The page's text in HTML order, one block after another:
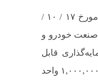
به نقل از روابط عمومی و امور بین‌الملل بورس تهران، طبق مجوز پذیره‌نویسی شماره ۱۴۴۳۶۹ / ۱۲۲ مورخ ۱۷ / ۱۰ /
صنایع مفید (صنعت خودرو و
قابل
معامله در بورس اوراق بهادار تهران درج شد‌. تعداد واحدهای سرمایه‌گذاری عادی جهت پذیره‌نویسی ۱,۰۰۰,۰۰۰,۰۰۰ واحد